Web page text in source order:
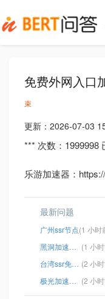
免费外网入口
束
更新： 2026-07-03
*** 次数：1999998
乐游加速器：
最新问题
广州ssr节点(1 小时
黑洞加速器官网 (1 小
台湾ssr免费节点 (2 小
极光加速器npv下载 官网 (2 小